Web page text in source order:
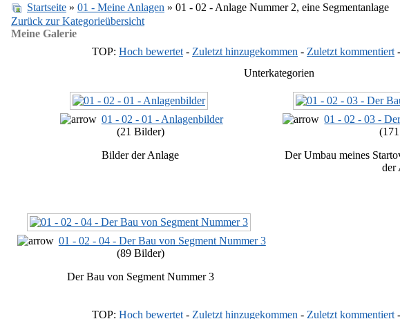
Startseite » 01 - Meine Anlagen » 01 - 02 - Anlage Nummer 2, eine Segmentanlage
Zurück zur Kategorieübersicht
Meine Galerie
TOP: Hoch bewertet - Zuletzt hinzugekommen - Zuletzt kommentiert -
Unterkategorien
01 - 02 - 01 - Anlagenbilder
(21 Bilder)
Bilder der Anlage
01 - 02 - 03 -
Der Umbau meines
der
01 - 02 - 04 - Der Bau von Segment Nummer 3
(89 Bilder)
Der Bau von Segment Nummer 3
TOP: Hoch bewertet - Zuletzt hinzugekommen - Zuletzt kommentiert -